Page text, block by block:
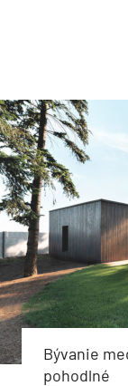
Bývanie
pohodlné